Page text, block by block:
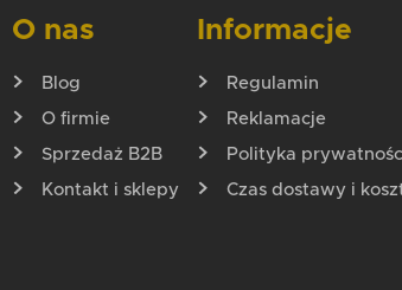
O nas
Blog
O firmie
Sprzedaż B2B
Kontakt i sklepy
Informacje
Regulamin
Reklamacje
Polityka
Czas dostawy i